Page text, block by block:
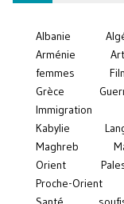
Albanie
Arménie
Art
femmes
Grèce
Immigration
Kabylie
Maghreb
Orient
Proche-Orient